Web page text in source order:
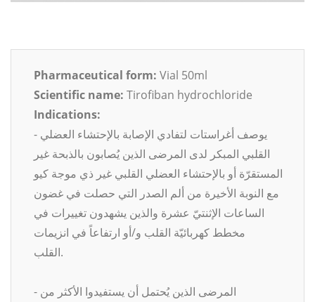
Pharmaceutical form: Vial 50ml
Scientific name: Tirofiban hydrochloride
Indications:
- يوصف أغراستات لتفادي الإصابة بالإحتشاء العضلي
القلبي المبكر لدى المرضى الذين يُصابون بالذبحة غير
المستقرّة أو بالإحتشاء العضلي القلبي غير ذي موجة كيو
مع النوبة الأخيرة من ألم الصدر التي حصلت في غضون
الساعات الإثنتيّ عشرة والذين يشهدون تغييرات في
مخطط كهربائيّة القلب و/أو ارتفاعاً في انزيمات
القلب.
- المرضى الذين يُحتمل أن يستفيدوا الأكثر من